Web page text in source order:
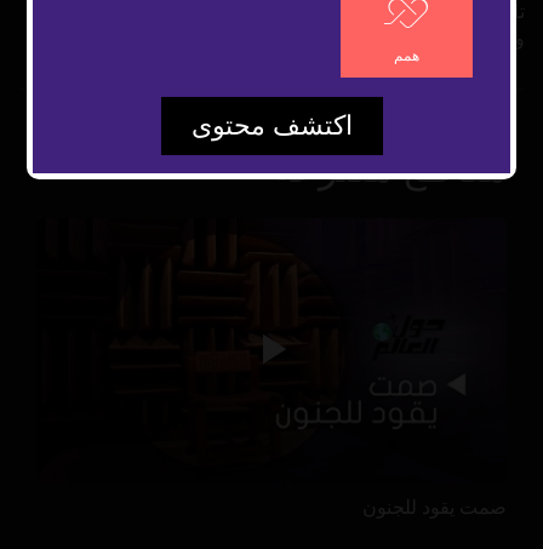
تأثير لعبة ببجي على المجتمع من جميع الفئات العمرية والتي
وصلت لدرجة الإدمان.
مقاطع مقترحة
صمت يقود للجنون
همم
اكتشف محتوى